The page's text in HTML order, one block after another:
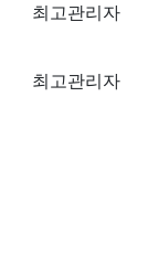
최고관리자
최고관리자